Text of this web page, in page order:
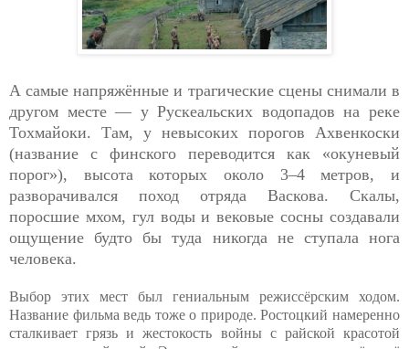
А самые напряжённые и трагические сцены снимали в
другом месте — у Рускеальских водопадов на реке
Тохмайоки. Там, у невысоких порогов Ахвенкоски
(название с финского переводится как «окуневый
порог»), высота которых около 3–4 метров, и
разворачивался поход отряда Васкова. Скалы,
поросшие мхом, гул воды и вековые сосны создавали
ощущение будто бы туда никогда не ступала нога
человека.
Выбор этих мест был гениальным режиссёрским ходом.
Название фильма ведь тоже о природе. Ростоцкий намеренно
сталкивает грязь и жестокость войны с райской красотой